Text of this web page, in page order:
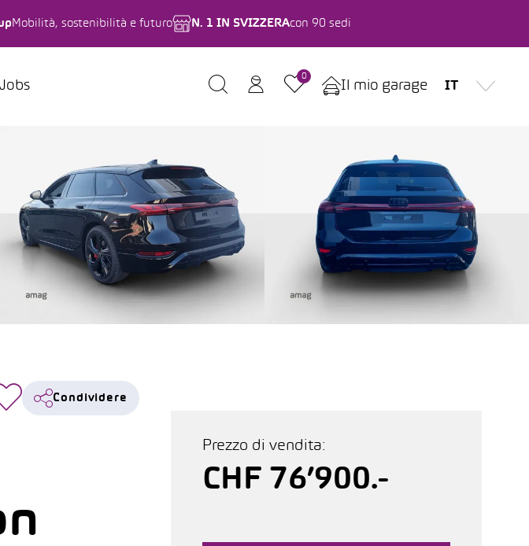
Mobilità, sostenibilità e futuro N. 1 IN SVIZZERAcon 90 sedi
Jobs
0
Il mio garage IT
Condividere
Prezzo di vendita:
CHF 76’900.-